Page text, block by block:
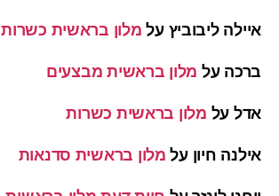
איילה ליבוביץ על מלון בראשית כשרות
ברכה על מלון בראשית מבצעים
אדל על מלון בראשית כשרות
אילנה חיון על מלון בראשית סדנאות